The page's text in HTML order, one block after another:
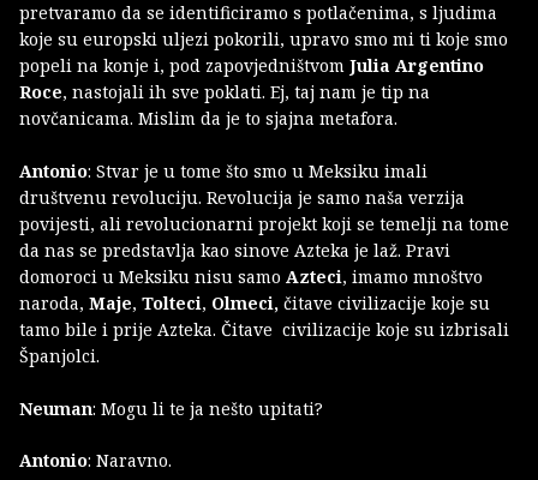
pretvaramo da se identificiramo s potlačenima, s ljudima
koje su europski uljezi pokorili, upravo smo mi ti koje smo
popeli na konje i, pod zapovjedništvom Julia Argentino
Roce, nastojali ih sve poklati. Ej, taj nam je tip na
novčanicama. Mislim da je to sjajna metafora.
Antonio: Stvar je u tome što smo u Meksiku imali
društvenu revoluciju. Revolucija je samo naša verzija
povijesti, ali revolucionarni projekt koji se temelji na tome
da nas se predstavlja kao sinove Azteka je laž. Pravi
domoroci u Meksiku nisu samo Azteci, imamo mnoštvo
naroda, Maje, Tolteci, Olmeci, čitave civilizacije koje su
tamo bile i prije Azteka. Čitave civilizacije koje su izbrisali
Španjolci.
Neuman: Mogu li te ja nešto upitati?
Antonio: Naravno.